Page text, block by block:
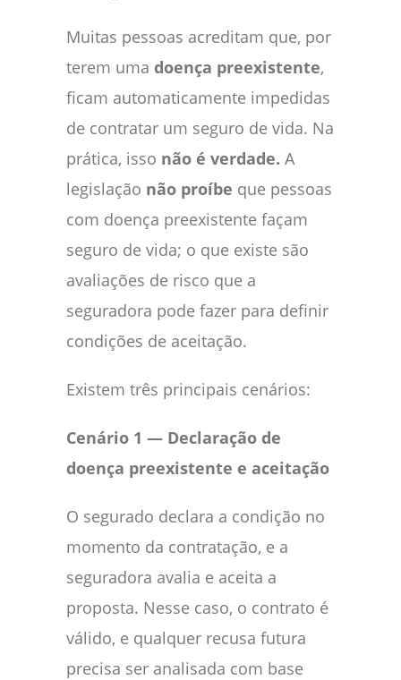
Muitas pessoas acreditam que, por
terem uma doença preexistente,
ficam automaticamente impedidas
de contratar um seguro de vida. Na
prática, isso não é verdade. A
legislação não proíbe que pessoas
com doença preexistente façam
seguro de vida; o que existe são
avaliações de risco que a
seguradora pode fazer para definir
condições de aceitação.
Existem três principais cenários:
Cenário 1 — Declaração de
doença preexistente e aceitação
O segurado declara a condição no
momento da contratação, e a
seguradora avalia e aceita a
proposta. Nesse caso, o contrato é
válido, e qualquer recusa futura
precisa ser analisada com base